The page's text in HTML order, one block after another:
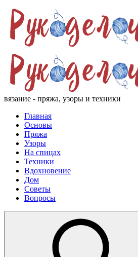
вязание - пряжа, узоры и техники
Главная
Основы
Пряжа
Узоры
На спицах
Техники
Вдохновение
Дом
Советы
Вопросы